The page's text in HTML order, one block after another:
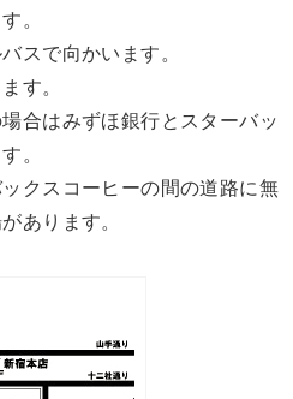
。
スで向かいます。
す。
合はみずほ銀行とスターバッ
。
クスコーヒーの間の道路に無
あります。